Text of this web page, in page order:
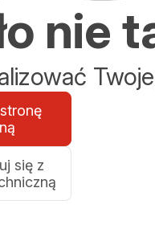
nie
się z